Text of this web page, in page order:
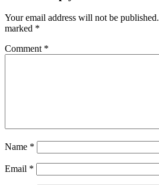
Your email address will not be published.
marked *
Comment *
Name *
Email *